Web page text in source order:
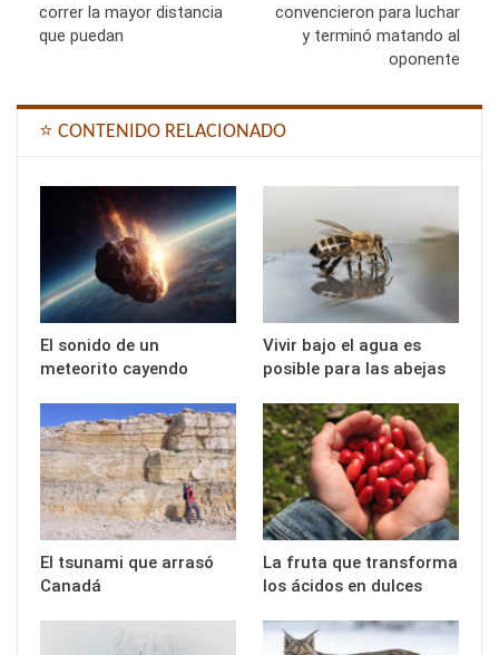
correr la mayor distancia
que puedan
convencieron para luchar
y terminó matando al
oponente
⭐ CONTENIDO RELACIONADO
El sonido de un
meteorito cayendo
Vivir bajo el agua es
posible para las abejas
El tsunami que arrasó
Canadá
La fruta que transforma
los ácidos en dulces